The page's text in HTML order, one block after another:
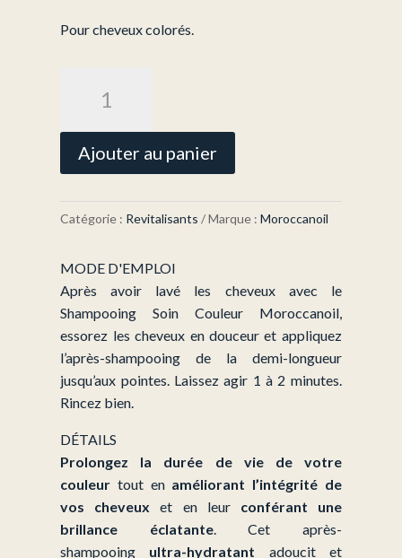
Pour cheveux colorés.
Savon
pour
mains
$
Ajouter au panier
Catégorie : Revitalisants Marque :Moroccanoil
MODE D'EMPLOI
Après avoir lavé les cheveux avec le
Shampooing Soin Couleur Moroccanoil,
essorez les cheveux en douceur et appliquez
l’après-shampooing de la demi-longueur
jusqu’aux pointes. Laissez agir 1 à 2 minutes.
Rincez bien.
DÉTAILS
Prolongez la durée de vie de votre
couleur tout en améliorant l’intégrité de
vos cheveux et en leur conférant une
brillance éclatante. Cet après-
shampooing ultra-hydratant adoucit et